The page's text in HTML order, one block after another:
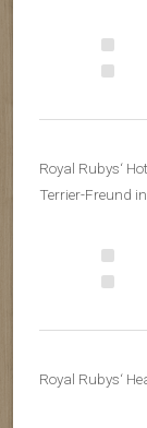
Royal Rubys‘
Terrier-Freund
Royal Rubys‘